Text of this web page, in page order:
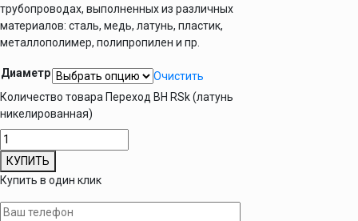
трубопроводах, выполненных из различных
материалов: сталь, медь, латунь, пластик,
металлополимер, полипропилен и пр.
Диаметр
Очистить
Количество товара Переход ВН RSk (латунь
никелированная)
КУПИТЬ
Купить в один клик